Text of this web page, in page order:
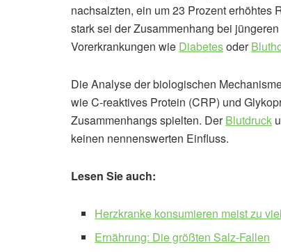
nachsalzten, ein um 23 Prozent erhöhtes
stark sei der Zusammenhang bei
Vorerkrankungen wie Diabetesoder
Die Analyse der biologischen
wie C-reaktives Protein (CRP) und
Zusammenhangs spielten. DerBlutdruck
keinen nennenswerten Einfluss.
Lesen Sie auch:
Herzkranke konsumieren meist zu
Ernährung: Die größten Salz-Fallen